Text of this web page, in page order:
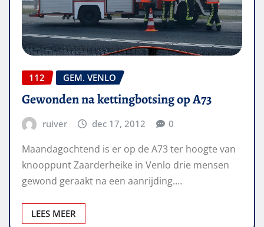
112 GEM. VENLO
Gewonden na kettingbotsing op A73
ruiver dec 17, 2012 0
Maandagochtend is er op de A73 ter hoogte van
knooppunt Zaarderheike in Venlo drie mensen
gewond geraakt na een aanrijding.…
LEES MEER